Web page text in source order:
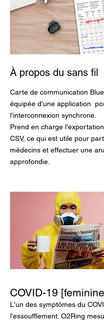
À propos du sans fil
Carte de communication
équipée d'une application
l'interconnexion synchrone.
Prend en charge
CSV, ce qui est utile pour
médecins et effectuer une
approfondie.
COVID-19 [feminine
L'un des symptômes du
l'essoufflement. O2Ring